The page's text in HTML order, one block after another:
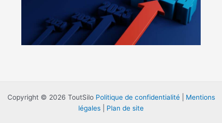
Copyright © 2026 ToutSilo Politique de confidentialité| Mentions
légales
Plan de site